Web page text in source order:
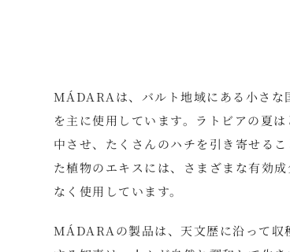
MÁDARAは、バルト地域にある小さな
を主に使用しています。ラトビアの夏
中させ、たくさんのハチを引き寄せる
た植物のエキスには、さまざまな有効
なく使用しています。
MÁDARAの製品は、天文歴に沿って収